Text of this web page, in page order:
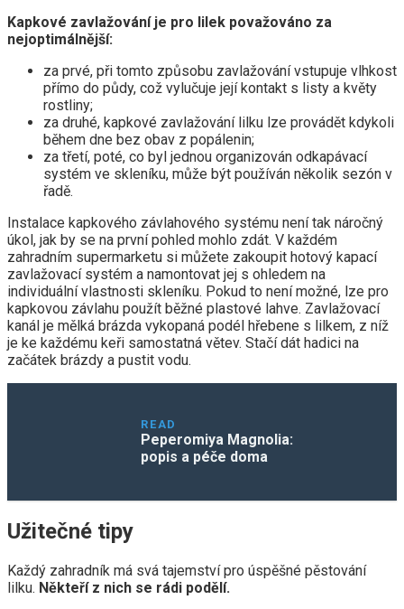
Kapkové zavlažování je pro lilek považováno za
nejoptimálnější:
za prvé, při tomto způsobu zavlažování vstupuje vlhkost
přímo do půdy, což vylučuje její kontakt s listy a květy
rostliny;
za druhé, kapkové zavlažování lilku lze provádět kdykoli
během dne bez obav z popálenin;
za třetí, poté, co byl jednou organizován odkapávací
systém ve skleníku, může být používán několik sezón v
řadě.
Instalace kapkového závlahového systému není tak náročný
úkol, jak by se na první pohled mohlo zdát. V každém
zahradním supermarketu si můžete zakoupit hotový kapací
zavlažovací systém a namontovat jej s ohledem na
individuální vlastnosti skleníku. Pokud to není možné, lze pro
kapkovou závlahu použít běžné plastové lahve. Zavlažovací
kanál je mělká brázda vykopaná podél hřebene s lilkem, z níž
je ke každému keři samostatná větev. Stačí dát hadici na
začátek brázdy a pustit vodu.
READ
Peperomiya Magnolia:
popis a péče doma
Užitečné tipy
Každý zahradník má svá tajemství pro úspěšné pěstování
lilku. Někteří z nich se rádi podělí.